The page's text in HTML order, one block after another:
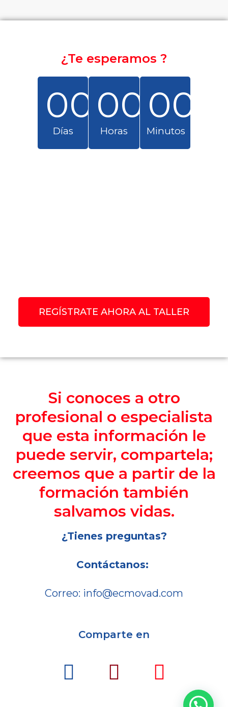
¿Te esperamos ?
00
Días
00
Horas
00
Minutos
REGÍSTRATE AHORA AL TALLER
Si conoces a otro
profesional o especialista
que esta información le
puede servir, compartela;
creemos que a partir de la
formación también
salvamos vidas.
¿Tienes preguntas?
Contáctanos:
Correo: info@ecmovad.com
Comparte en
F
a
I
n
Y
o